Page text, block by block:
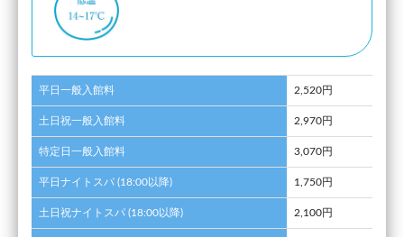
平日一般入館料 2,520円
土日祝一般入館料 2,970円
特定日一般入館料 3,070円
平日ナイトスパ (18:00以降) 1,750円
土日祝ナイトスパ (18:00以降) 2,100円